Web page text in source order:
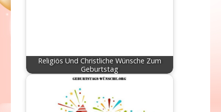
Religiös Und Christliche Wünsche Zum
Geburtstag